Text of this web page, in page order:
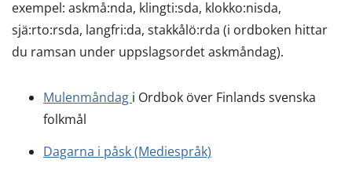
exempel: askmå:nda, klingti:sda, klokko:nisda,
sjä:rto:rsda, langfri:da, stakkålö:rda (i ordboken hittar
du ramsan under uppslagsordet askmåndag).
Mulenmåndag i Ordbok över Finlands svenska
folkmål
Dagarna i påsk (Mediespråk)